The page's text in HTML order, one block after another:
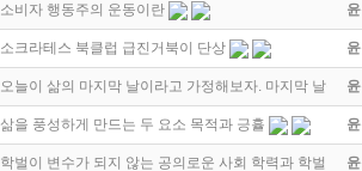
소비자 행동주의 운동이란
소크라테스 북클럽 급진거북이 단상
오늘이 삶의 마지막 날이라고 가정해보자. 마지막 날을
삶을 풍성하게 만드는 두 요소 목적과 긍휼
학벌이 변수가 되지 않는 공의로운 사회 학력과 학벌, 무